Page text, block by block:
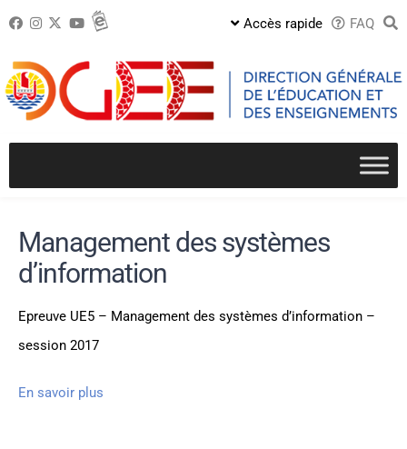
Passer
contenu
Accès rapide FAQ
Management des systèmes
d’information
Epreuve UE5 – Management des systèmes d’information –
session 2017
En savoir plus